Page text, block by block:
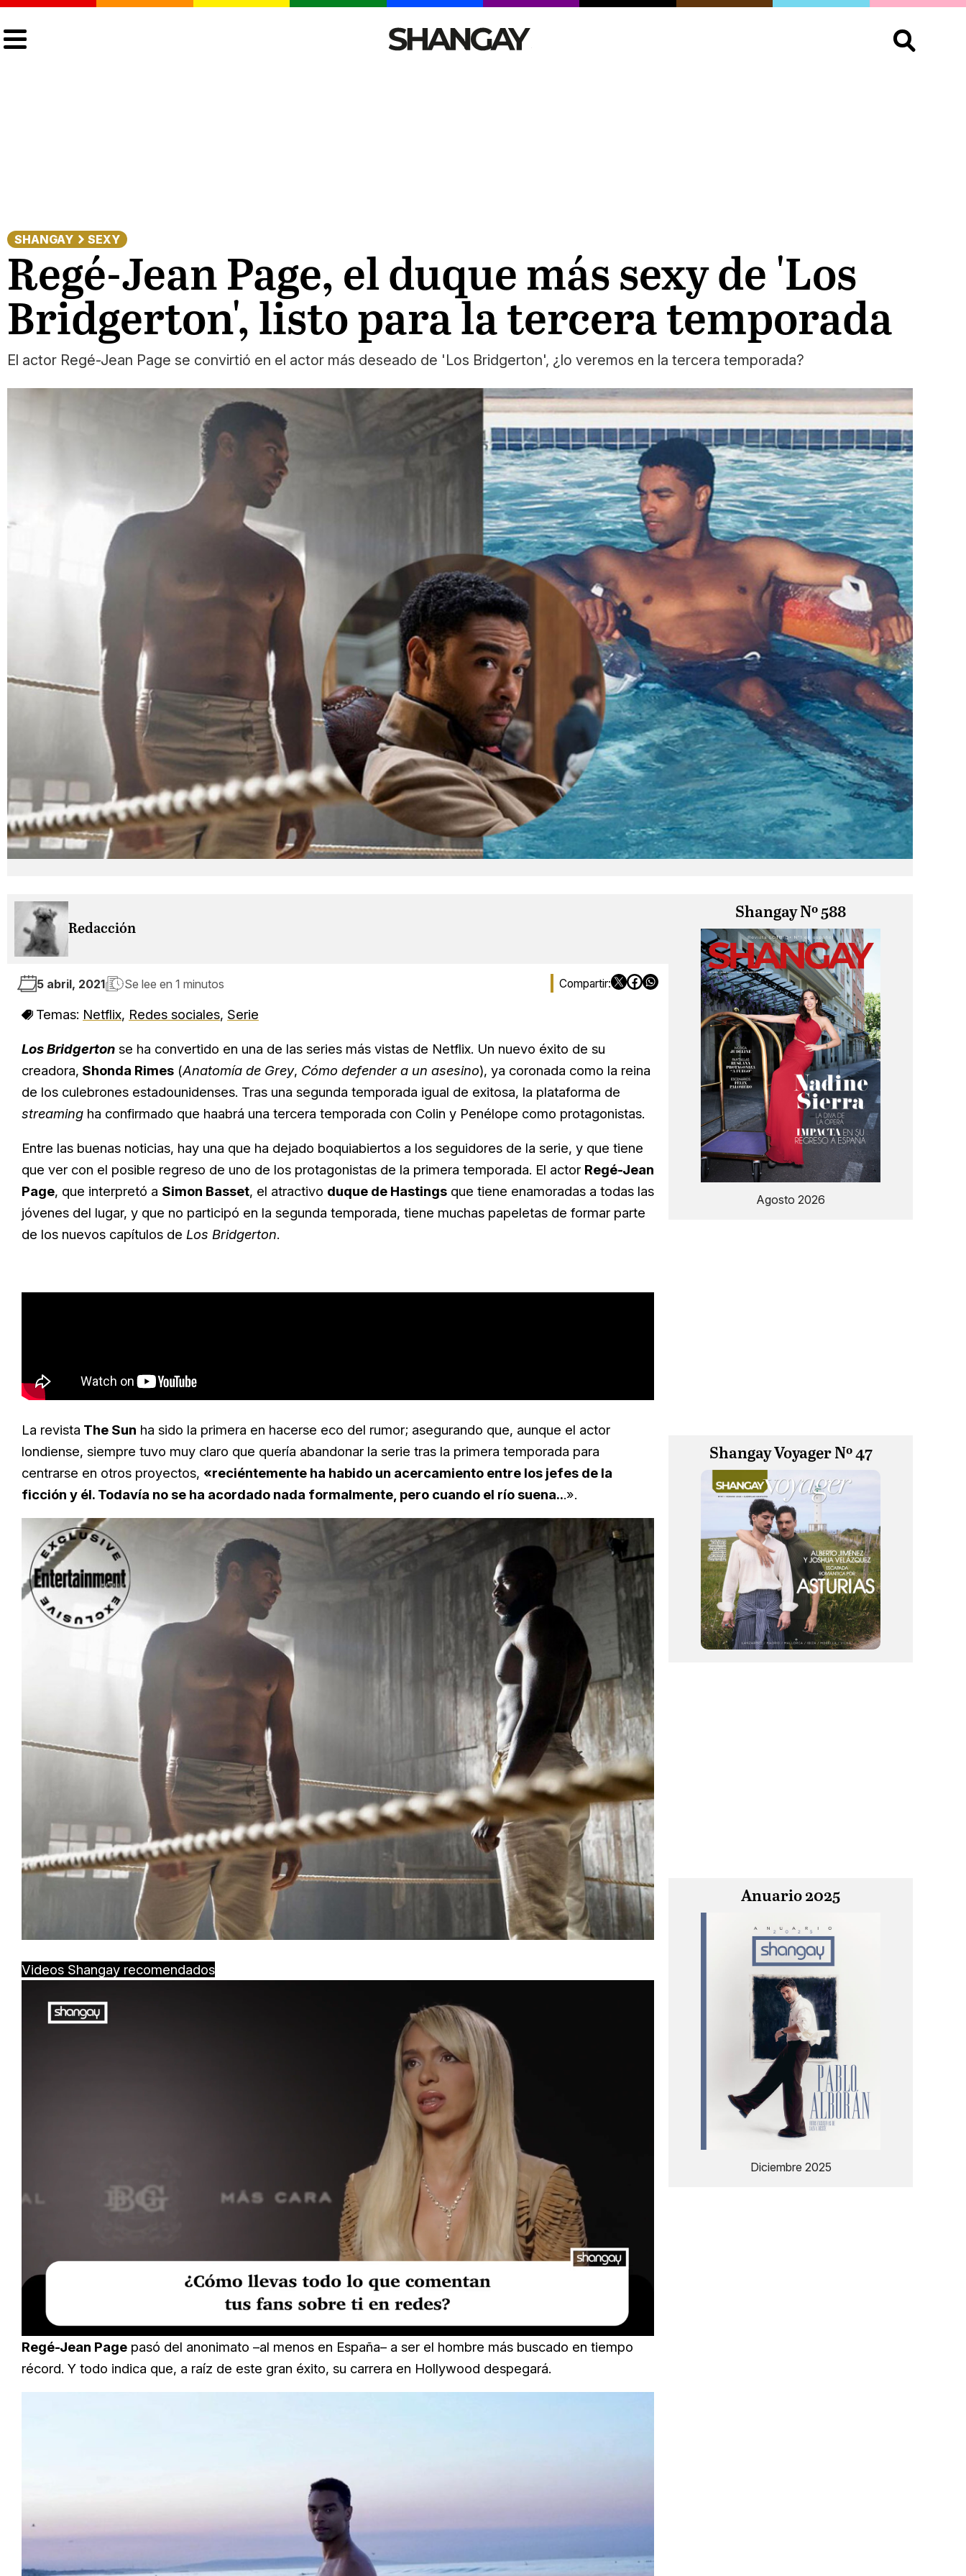
Buscar:
SHANGAY SEXY
Regé-Jean Page, el duque más sexy de 'Los
Bridgerton', listo para la tercera temporada
El actor Regé-Jean Page se convirtió en el actor más deseado de 'Los Bridgerton', ¿lo veremos en la tercera temporada?
Redacción
5 abril, 2021 Se lee en 1 minutos
Temas: Netflix, Redes sociales, Serie
Los Bridgerton se ha convertido en una de las series más vistas de Netflix. Un nuevo éxito de su
creadora, Shonda Rimes (Anatomía de Grey, Cómo defender a un asesino), ya coronada como la reina
de los culebrones estadounidenses. Tras una segunda temporada igual de exitosa, la plataforma de
streaming ha confirmado que haabrá una tercera temporada con Colin y Penélope como protagonistas.
Entre las buenas noticias, hay una que ha dejado boquiabiertos a los seguidores de la serie, y que tiene
que ver con el posible regreso de uno de los protagonistas de la primera temporada. El actor Regé-Jean
Page, que interpretó a Simon Basset, el atractivo duque de Hastings que tiene enamoradas a todas las
jóvenes del lugar, y que no participó en la segunda temporada, tiene muchas papeletas de formar parte
de los nuevos capítulos de Los Bridgerton.
La revista The Sun ha sido la primera en hacerse eco del rumor; asegurando que, aunque el actor
londiense, siempre tuvo muy claro que quería abandonar la serie tras la primera temporada para
centrarse en otros proyectos, «reciéntemente ha habido un acercamiento entre los jefes de la
ficción y él. Todavía no se ha acordado nada formalmente, pero cuando el río suena...».
Videos Shangay recomendados
Unmute Loaded:
23.73%
Regé-Jean Page pasó del anonimato –al menos en España– a ser el hombre más buscado en tiempo
récord. Y todo indica que, a raíz de este gran éxito, su carrera en Hollywood despegará.
Shangay Nº 588
Agosto 2026
Shangay Voyager Nº 47
Anuario 2025
Diciembre 2025